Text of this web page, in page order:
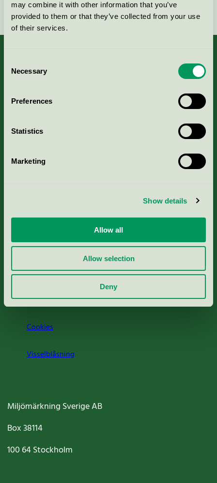
may combine it with other information that you’ve
provided to them or that they’ve collected from your use
of their services.
Selection
Necessary
Preferences
Statistics
Marketing
Show details
Allow all
Allow selection
Deny
Fortsätt
Nordic Ecolabelling Portal
Portal för massa, papper & tryckerier
Rapporter & undersökningar
Press
Om oss
Jobba hos oss
Cookies
Visselblåsning
Miljömärkning Sverige AB
Box38114
100 64Stockholm